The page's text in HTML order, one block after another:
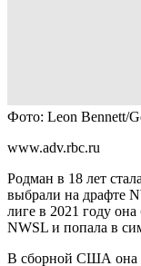
Фото: Leon Bennett/
www.adv.rbc.ru
Родман в 18 лет
выбрали на драфте
лиге в 2021 году
NWSL и попала в
В сборной США она